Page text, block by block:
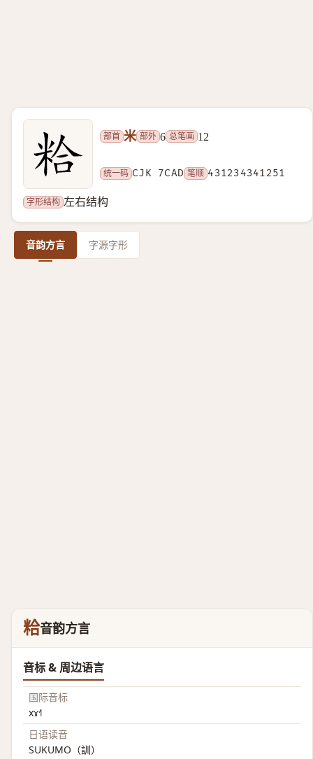
部首 米 部外 6 总笔画 12
统一码 CJK 7CAD 笔顺 431234341251
字形结构 左右结构
音韵方言 字源字形
粭音韵方言
音标 & 周边语言
国际音标
xɤ˧˥
日语读音
SUKUMO（訓）